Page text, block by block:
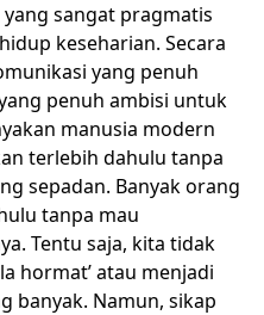
sangat pragmatis
keseharian. Secara
yang penuh
penuh ambisi untuk
manusia modern
terlebih dahulu tanpa
sepadan. Banyak orang
tanpa mau
Tentu saja, kita tidak
hormat’ atau menjadi
banyak. Namun, sikap